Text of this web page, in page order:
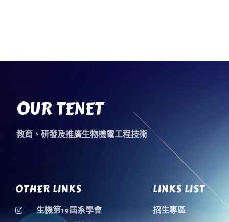
LINKS LIST
招生專區
OTHER LINKS
生機第19屆系學會
OUR TENET
教育、研發及推廣生物機電工程技術